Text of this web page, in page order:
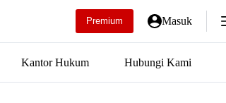
Premium Masuk
Kantor Hukum Hubungi Kami